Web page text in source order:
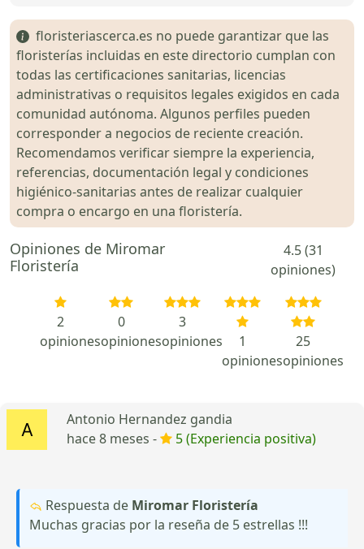
floristeriascerca.es no puede garantizar que las
floristerías incluidas en este directorio cumplan con
todas las certificaciones sanitarias, licencias
administrativas o requisitos legales exigidos en cada
comunidad autónoma. Algunos perfiles pueden
corresponder a negocios de reciente creación.
Recomendamos verificar siempre la experiencia,
referencias, documentación legal y condiciones
higiénico-sanitarias antes de realizar cualquier
compra o encargo en una floristería.
Opiniones de Miromar
Floristería
4.5 (31
opiniones)
2
opiniones
0
opiniones
3
opiniones
1
opiniones
25
opiniones
Antonio Hernandez gandia
hace 8 meses -
5 (Experiencia positiva)
Respuesta de Miromar Floristería
Muchas gracias por la reseña de 5 estrellas !!!